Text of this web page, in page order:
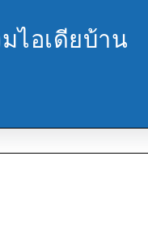
ไอเดียบ้าน